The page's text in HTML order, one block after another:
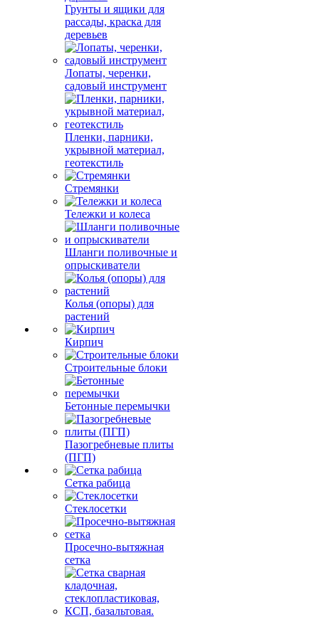
Грунты и ящики для
рассады, краска для
деревьев
Лопаты, черенки,
садовый инструмент
Пленки, парники,
укрывной материал,
геотекстиль
Стремянки
Тележки и колеса
Шланги поливочные и
опрыскиватели
Колья (опоры) для
растений
Кирпич
Строительные блоки
Бетонные перемычки
Пазогребневые плиты
(ПГП)
Сетка рабица
Стеклосетки
Просечно-вытяжная
сетка